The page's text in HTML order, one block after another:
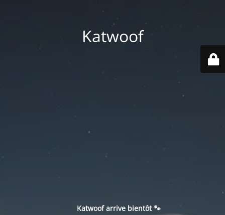
Katwoof
Katwoof arrive bientôt 🐾